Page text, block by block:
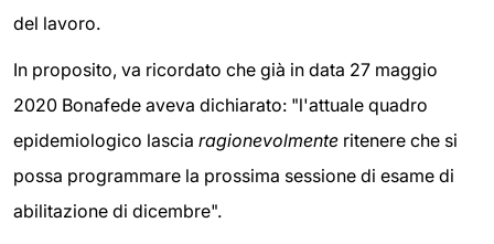
del lavoro.
In proposito, va ricordato che già in data 27 maggio
2020 Bonafede aveva dichiarato: "l'attuale quadro
epidemiologico lascia ragionevolmente ritenere che si
possa programmare la prossima sessione di esame di
abilitazione di dicembre".